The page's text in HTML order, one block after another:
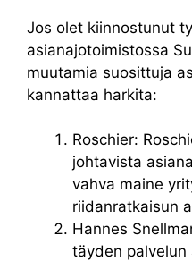
Jos olet kiinnostunut
asianajotoimistossa
muutamia suosittuja
kannattaa harkita:
Roschier:
johtavista
vahva maine
riidanratkaisun
Hannes
täyden palvelun